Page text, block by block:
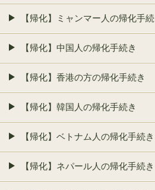
【帰化】ミャンマー人の帰化手続
【帰化】中国人の帰化手続き
【帰化】香港の方の帰化手続き
【帰化】韓国人の帰化手続き
【帰化】ベトナム人の帰化手続き
【帰化】ネパール人の帰化手続き